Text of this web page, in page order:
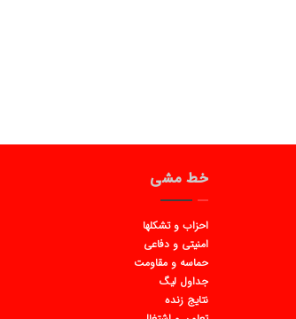
خط مشی
احزاب و تشکلها
امنیتی و دفاعی
حماسه و مقاومت
جداول لیگ
نتایج زنده